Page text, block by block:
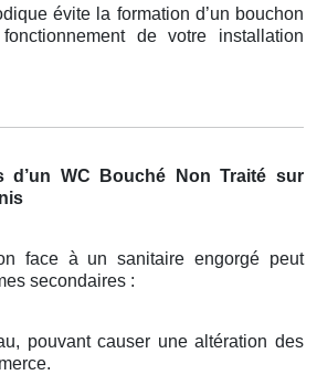
évite la formation d’un bouchon
de votre installation
d’un WC Bouché Non Traité sur
face à un sanitaire engorgé peut
secondaires :
pouvant causer une altération des